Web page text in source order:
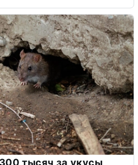
тысяч за укусы